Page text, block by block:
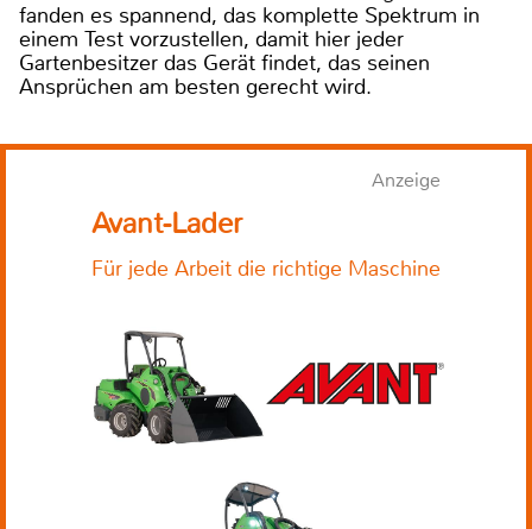
fanden es spannend, das komplette Spektrum in
einem Test vorzustellen, damit hier jeder
Gartenbesitzer das Gerät findet, das seinen
Ansprüchen am besten gerecht wird.
Anzeige
Avant-Lader
Für jede Arbeit die richtige Maschine